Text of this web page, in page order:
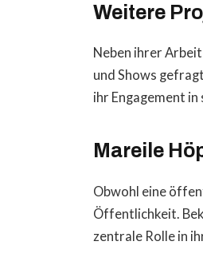
Weitere
Neben ihrer
und Shows
ihr Engagement
Mareile
Obwohl eine
Öffentlichkeit.
zentrale Rolle in